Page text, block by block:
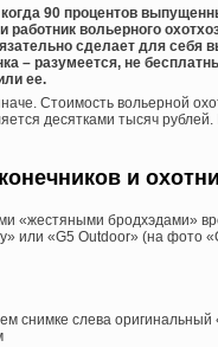
90 процентов
вольерного
сделает для себя
– разумеется, не
ее.
Стоимость вольерной
десятками тысяч
и
«жестяными бродхэдами»
или «G5 Outdoor» (на фото
снимке слева